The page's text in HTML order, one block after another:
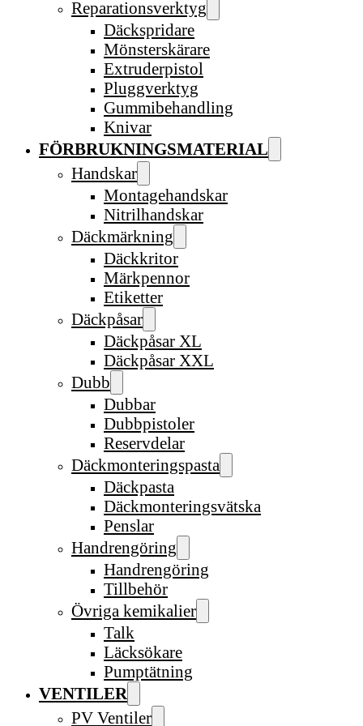
Reparationsverktyg
Däckspridare
Mönsterskärare
Extruderpistol
Pluggverktyg
Gummibehandling
Knivar
FÖRBRUKNINGSMATERIAL
Handskar
Montagehandskar
Nitrilhandskar
Däckmärkning
Däckkritor
Märkpennor
Etiketter
Däckpåsar
Däckpåsar XL
Däckpåsar XXL
Dubb
Dubbar
Dubbpistoler
Reservdelar
Däckmonteringspasta
Däckpasta
Däckmonteringsvätska
Penslar
Handrengöring
Handrengöring
Tillbehör
Övriga kemikalier
Talk
Läcksökare
Pumptätning
VENTILER
PV Ventiler